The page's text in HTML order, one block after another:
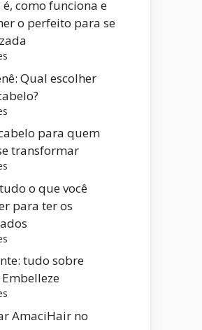
é, como funciona e
o perfeito para se
Qual escolher
para quem
transformar
o que você
para ter os
tudo sobre
AmaciHair no